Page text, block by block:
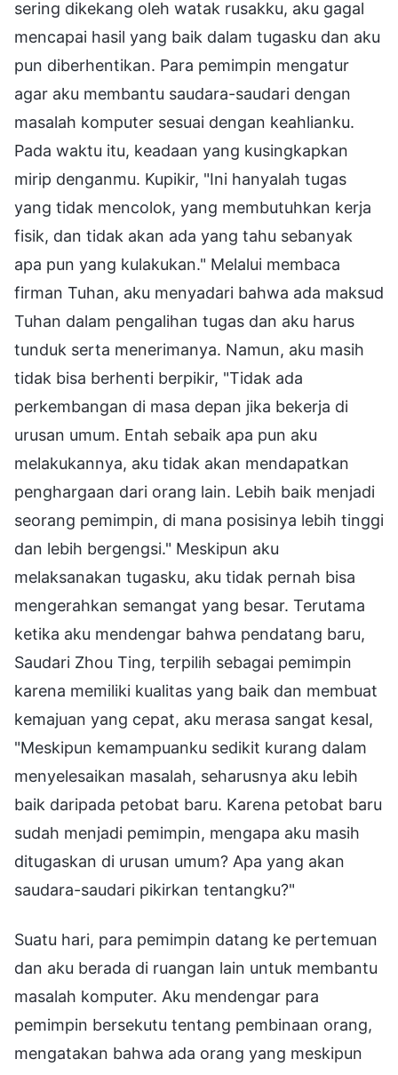
sering dikekang oleh watak rusakku, aku gagal
mencapai hasil yang baik dalam tugasku dan aku
pun diberhentikan. Para pemimpin mengatur
agar aku membantu saudara-saudari dengan
masalah komputer sesuai dengan keahlianku.
Pada waktu itu, keadaan yang kusingkapkan
mirip denganmu. Kupikir, "Ini hanyalah tugas
yang tidak mencolok, yang membutuhkan kerja
fisik, dan tidak akan ada yang tahu sebanyak
apa pun yang kulakukan." Melalui membaca
firman Tuhan, aku menyadari bahwa ada maksud
Tuhan dalam pengalihan tugas dan aku harus
tunduk serta menerimanya. Namun, aku masih
tidak bisa berhenti berpikir, "Tidak ada
perkembangan di masa depan jika bekerja di
urusan umum. Entah sebaik apa pun aku
melakukannya, aku tidak akan mendapatkan
penghargaan dari orang lain. Lebih baik menjadi
seorang pemimpin, di mana posisinya lebih tinggi
dan lebih bergengsi." Meskipun aku
melaksanakan tugasku, aku tidak pernah bisa
mengerahkan semangat yang besar. Terutama
ketika aku mendengar bahwa pendatang baru,
Saudari Zhou Ting, terpilih sebagai pemimpin
karena memiliki kualitas yang baik dan membuat
kemajuan yang cepat, aku merasa sangat kesal,
"Meskipun kemampuanku sedikit kurang dalam
menyelesaikan masalah, seharusnya aku lebih
baik daripada petobat baru. Karena petobat baru
sudah menjadi pemimpin, mengapa aku masih
ditugaskan di urusan umum? Apa yang akan
saudara-saudari pikirkan tentangku?"
Suatu hari, para pemimpin datang ke pertemuan
dan aku berada di ruangan lain untuk membantu
masalah komputer. Aku mendengar para
pemimpin bersekutu tentang pembinaan orang,
mengatakan bahwa ada orang yang meskipun